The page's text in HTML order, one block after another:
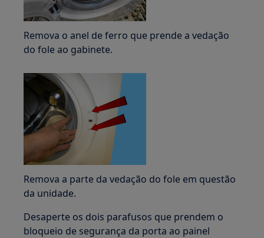
Remova o anel de ferro que prende a vedação
do fole ao gabinete.
Remova a parte da vedação do fole em questão
da unidade.
Desaperte os dois parafusos que prendem o
bloqueio de segurança da porta ao painel